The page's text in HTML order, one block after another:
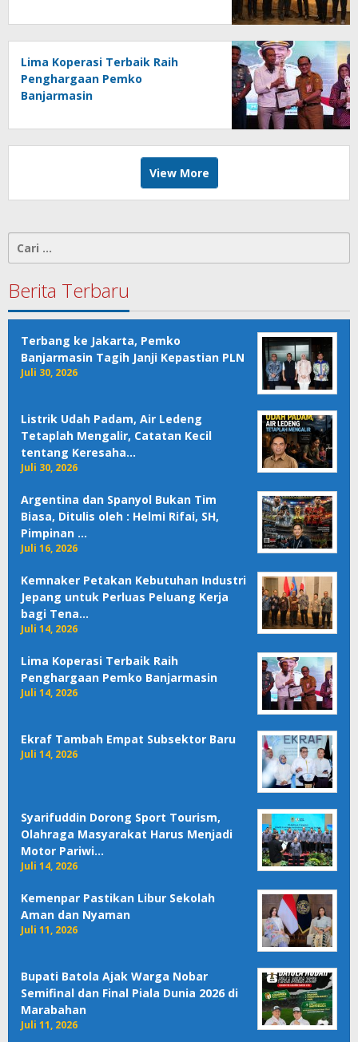
Lima Koperasi Terbaik Raih
Penghargaan Pemko
Banjarmasin
View More
Cari
Berita Terbaru
Terbang ke Jakarta, Pemko
Banjarmasin Tagih Janji Kepastian PLN
Juli 30, 2026
Listrik Udah Padam, Air Ledeng
Tetaplah Mengalir, Catatan Kecil
tentang Keresaha…
Juli 30, 2026
Argentina dan Spanyol Bukan Tim
Biasa, Ditulis oleh : Helmi Rifai, SH,
Pimpinan …
Juli 16, 2026
Kemnaker Petakan Kebutuhan Industri
Jepang untuk Perluas Peluang Kerja
bagi Tena…
Juli 14, 2026
Lima Koperasi Terbaik Raih
Penghargaan Pemko Banjarmasin
Juli 14, 2026
Ekraf Tambah Empat Subsektor Baru
Juli 14, 2026
Syarifuddin Dorong Sport Tourism,
Olahraga Masyarakat Harus Menjadi
Motor Pariwi…
Juli 14, 2026
Kemenpar Pastikan Libur Sekolah
Aman dan Nyaman
Juli 11, 2026
Bupati Batola Ajak Warga Nobar
Semifinal dan Final Piala Dunia 2026 di
Marabahan
Juli 11, 2026